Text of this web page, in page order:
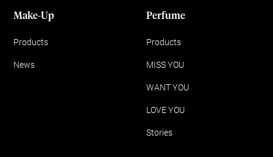
Make-Up
Products
News
Perfume
Products
MISS YOU
WANT YOU
LOVE YOU
Stories